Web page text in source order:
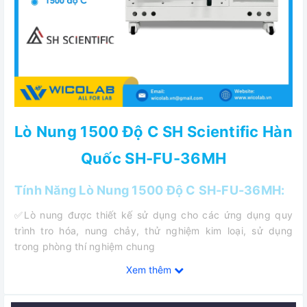
Lò Nung 1500 Độ C SH Scientific Hàn
Quốc SH-FU-36MH
Tính Năng Lò Nung 1500 Độ C SH-FU-36MH:
✅Lò nung được thiết kế sử dụng cho các ứng dụng quy
trình tro hóa, nung chảy, thử nghiệm kim loại, sử dụng
trong phòng thí nghiệm chung
✅Lò nung nhiệt độ cao kiểu cửa xoay với bộ phận gia nhiệt
Xem thêm